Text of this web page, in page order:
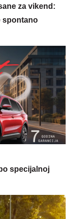
za vikend:
spontano
specijalnoj